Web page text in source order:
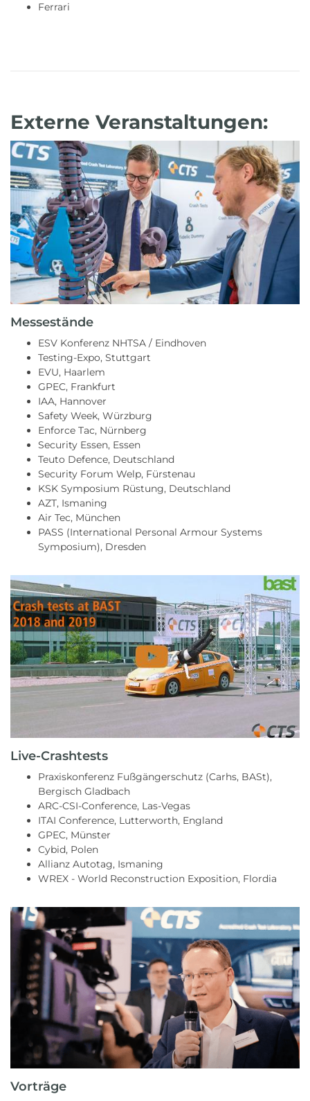
Ferrari
Externe Veranstaltungen:
Messestände
ESV Konferenz NHTSA / Eindhoven
Testing-Expo, Stuttgart
EVU, Haarlem
GPEC, Frankfurt
IAA, Hannover
Safety Week, Würzburg
Enforce Tac, Nürnberg
Security Essen, Essen
Teuto Defence, Deutschland
Security Forum Welp, Fürstenau
KSK Symposium Rüstung, Deutschland
AZT, Ismaning
Air Tec, München
PASS (International Personal Armour Systems
Symposium), Dresden
Live-Crashtests
Praxiskonferenz Fußgängerschutz (Carhs, BASt),
Bergisch Gladbach
ARC-CSI-Conference, Las-Vegas
ITAI Conference, Lutterworth, England
GPEC, Münster
Cybid, Polen
Allianz Autotag, Ismaning
WREX - World Reconstruction Exposition, Flordia
Vorträge